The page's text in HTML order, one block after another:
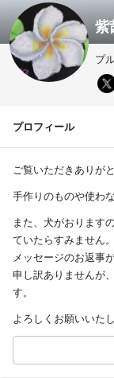
紫
プ
プロフィール
ご覧いただきありが
手作りのものや使わ
また、犬がおります
ていたらすみません。
メッセージのお返事
申し訳ありませんが
す。
よろしくお願いいたし